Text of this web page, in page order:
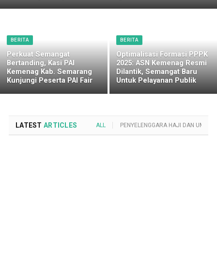
BERITA
Perkuat Semangat
Bertanding, Kasi PAI
Kemenag Kab. Semarang
Kunjungi Peserta PAI Fair
BERITA
Optimalisasi Formasi PPPK
2025: ASN Kemenag Resmi
Dilantik, Semangat Baru
Untuk Pelayanan Publik
LATEST ARTICLES ALL PENYELENGGARA HAJI DAN UMROH